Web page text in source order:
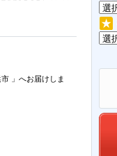
市 」 へお届けしま